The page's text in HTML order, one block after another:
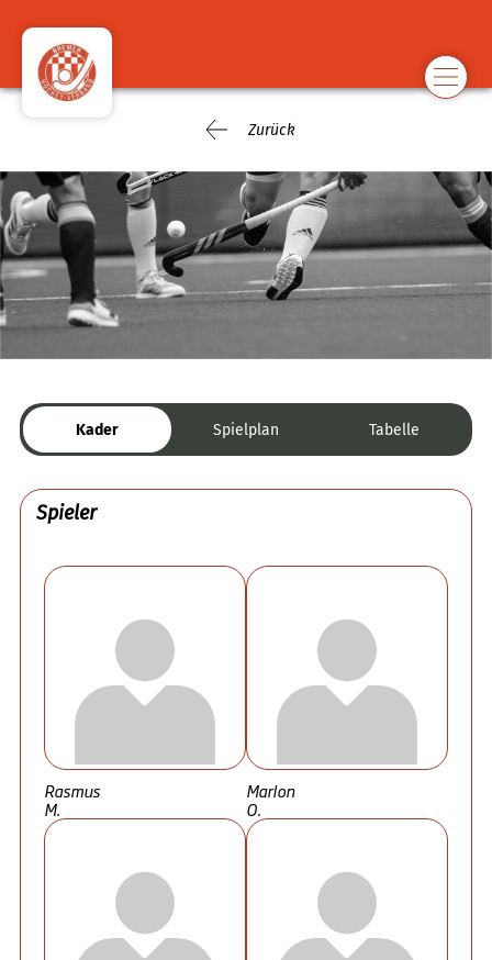
Zurück
Kader Spielplan Tabelle
Spieler
Rasmus
M.
Marlon
O.